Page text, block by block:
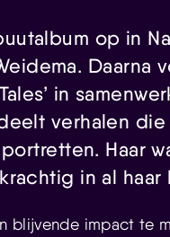
op in
Daarna
in
verhalen
Haar
in al haar
blijvende impact te